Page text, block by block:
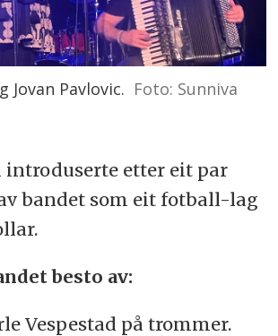
Jovan Pavlovic. Foto: Sunniva
introduserte etter eit par
bandet som eit fotball-lag
besto av:
Vespestad på trommer.